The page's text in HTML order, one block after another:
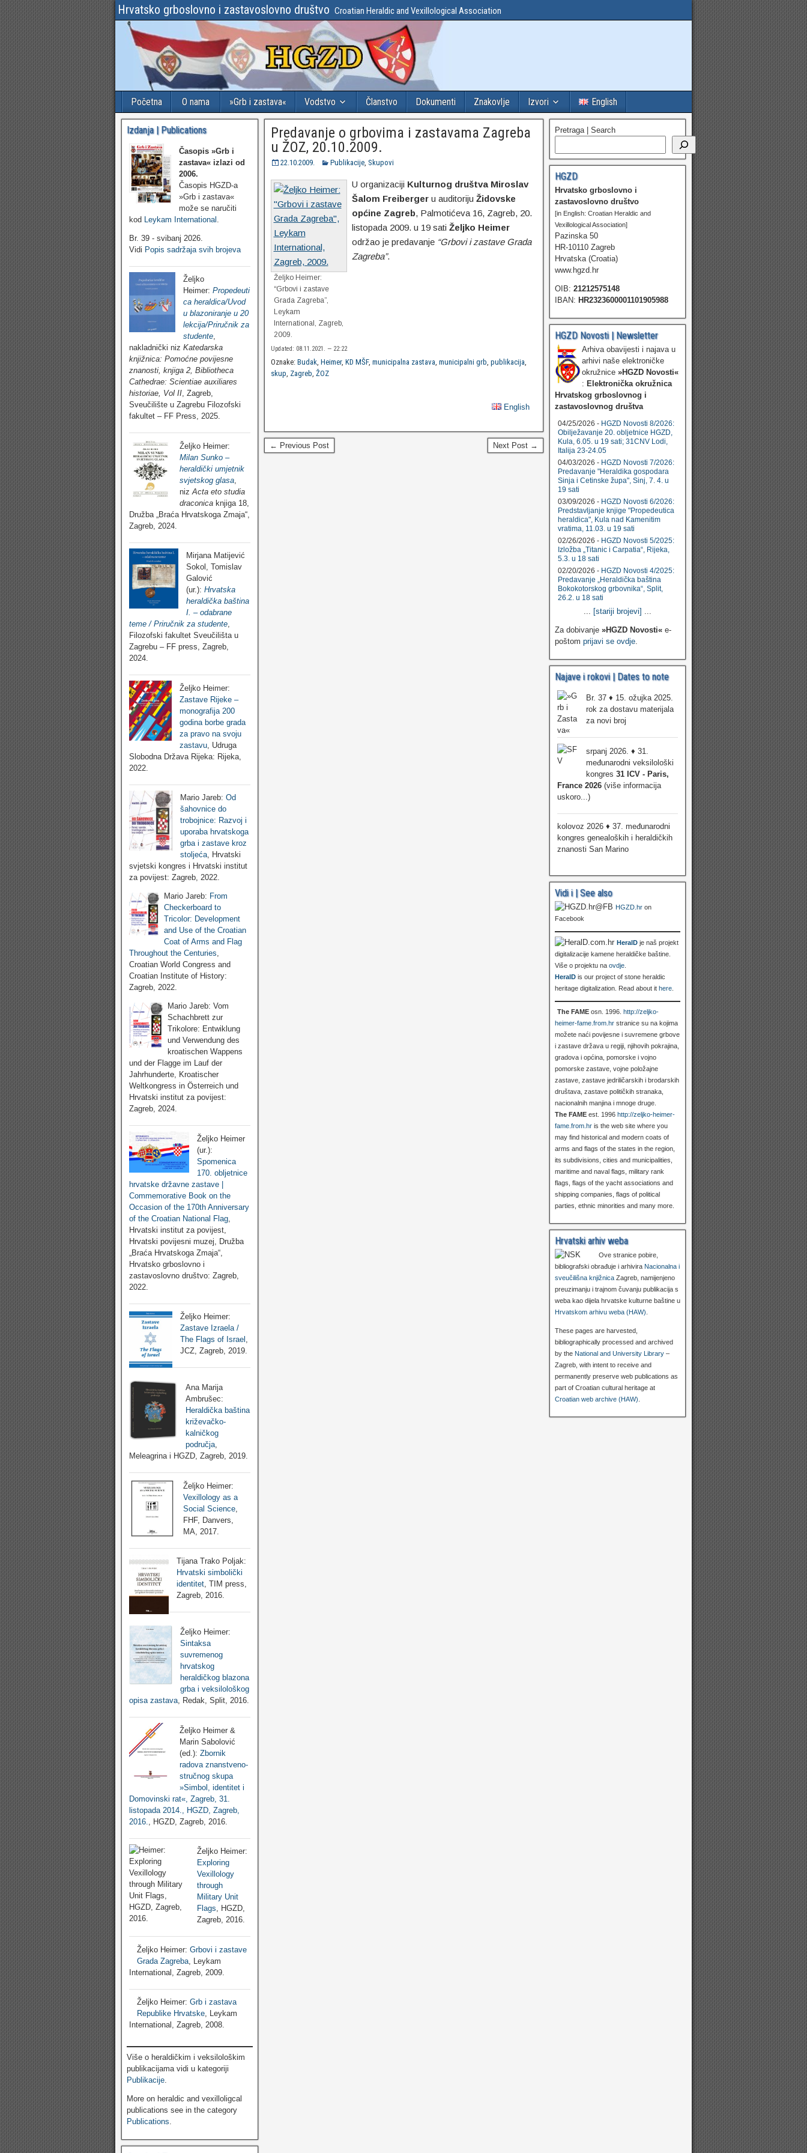
Hrvatsko grboslovno i zastavoslovno društvo Croatian Heraldic and Vexillological Association
Početna O nama »Grb i zastava« Vodstvo Članstvo Dokumenti Znakovlje Izvori English
Predavanje o grbovima i zastavama Zagreba
u ŽOZ, 20.10.2009.
22.10.2009. Publikacije, Skupovi
Željko Heimer:
“Grbovi i zastave
Grada Zagreba”,
Leykam
International, Zagreb,
2009.
U organizaciji Kulturnog društva Miroslav
Šalom Freibergeru auditoriju Židovske
općine Zagreb, Palmotićeva 16, Zagreb, 20.
listopada 2009. u 19 sati Željko Heimer
održao je predavanje “Grbovi i zastave Grada
Zagreba”.
Updated: 08.11.2021. — 22:22
Oznake: Budak, Heimer, KD MŠF, municipalna zastava, municipalni grb, publikacija,
skup, Zagreb, ŽOZ
English
← Previous Post Next Post →
Izdanja | Publications
Časopis »Grb i
zastava« izlazi od
2006.
Časopis HGZD-a
»Grb i zastava«
može se naručiti
kod Leykam International
Br. 39 - svibanj 2026.
Vidi Popis sadržaja svih brojeva
Željko
Heimer: Propedeuti
ca heraldica/Uvod
u blazoniranje u 20
lekcija/Priručnik za
studente,
nakladnički niz Katedarska
knjižnica: Pomoćne povijesne
znanosti, knjiga 2, Bibliotheca
Cathedrae: Scientiae auxiliares
historiae, Vol II, Zagreb,
Sveučilište u Zagrebu Filozofski
fakultet – FF Press, 2025.
Željko Heimer:
Milan Sunko –
heraldički umjetnik
svjetskog glasa
niz Acta eto studia
draconica knjiga 18,
Družba „Braća Hrvatskoga Zmaja“,
Zagreb, 2024.
Mirjana Matijević
Sokol, Tomislav
Galović
(ur.): Hrvatska
heraldička baština
I. – odabrane
teme / Priručnik za studente,
Filozofski fakultet Sveučilišta u
Zagrebu – FF press, Zagreb,
2024.
Željko Heimer:
Zastave Rijeke –
monografija 200
godina borbe grada
za pravo na svoju
zastavu, Udruga
Slobodna Država Rijeka: Rijeka,
2022.
Mario Jareb: Od
šahovnice do
trobojnice: Razvoj i
uporaba hrvatskoga
grba i zastave kroz
stoljeća, Hrvatski
svjetski kongres i Hrvatski institut
za povijest: Zagreb, 2022.
Mario Jareb: From
Checkerboard to
Tricolor: Development
and Use of the Croatian
Coat of Arms and Flag
Throughout the Centuries,
Croatian World Congress and
Croatian Institute of History:
Zagreb, 2022.
Mario Jareb: Vom
Schachbrett zur
Trikolore: Entwiklung
und Verwendung des
kroatischen Wappens
und der Flagge im Lauf der
Jahrhunderte, Kroatischer
Weltkongress in Österreich und
Hrvatski institut za povijest:
Zagreb, 2024.
Željko Heimer
(ur.):
Spomenica
170. obljetnice
hrvatske državne zastave |
Commemorative Book on the
Occasion of the 170th Anniversary
of the Croatian National Flag
Hrvatski institut za povijest,
Hrvatski povijesni muzej, Družba
„Braća Hrvatskoga Zmaja“,
Hrvatsko grboslovno i
zastavoslovno društvo: Zagreb,
2022.
Željko Heimer:
Zastave Izraela /
The Flags of Israel ,
JCZ, Zagreb, 2019.
Ana Marija
Ambrušec:
Heraldička baština
križevačko-
kalničkog
područja,
Meleagrina i HGZD, Zagreb, 2019.
Željko Heimer:
Vexillology as a
Social Science
FHF, Danvers,
MA, 2017.
Tijana Trako Poljak:
Hrvatski simbolički
identitet, TIM press,
Zagreb, 2016.
Željko Heimer:
Sintaksa
suvremenog
hrvatskog
heraldičkog blazona
grba i veksilološkog
opisa zastava, Redak, Split, 2016.
Željko Heimer &
Marin Sabolović
(ed.): Zbornik
radova znanstveno-
stručnog skupa
»Simbol, identitet i
Domovinski rat«, Zagreb, 31.
listopada 2014., HGZD, Zagreb,
2016.
, HGZD, Zagreb, 2016.
Željko Heimer:
Exploring
Vexillology
through
Military Unit
Flags, HGZD,
Zagreb, 2016.
Željko Heimer: Grbovi i zastave
Grada Zagreba , Leykam
International, Zagreb, 2009.
Željko Heimer: Grb i zastava
Republike Hrvatske, Leykam
International, Zagreb, 2008.
Više o heraldičkim i veksilološkim
publikacijama vidi u kategoriji
Publikacije
More on heraldic and vexilloligcal
publications see in the category
Publications
Pretraga | Search
HGZD
Hrvatsko grboslovno i
zastavoslovno društvo
[in English: Croatian Heraldic and
Vexillological Association]
Pazinska 50
HR-10110 Zagreb
Hrvatska (Croatia)
www.hgzd.hr
OIB: 21212575148
IBAN: HR2323600001101905988
HGZD Novosti | Newsletter
Arhiva obavijesti i najava u
arhivi naše elektroničke
okružnice »HGZD Novosti«
: Elektronička okružnica
Hrvatskog grboslovnog i
zastavoslovnog društva
04/25/2026 - HGZD Novosti 8/2026:
Obilježavanje 20. obljetnice HGZD,
Kula, 6.05. u 19 sati; 31CNV Lodi,
Italija 23-24.05
04/03/2026 - HGZD Novosti 7/2026:
Predavanje "Heraldika gospodara
Sinja i Cetinske župa", Sinj, 7. 4. u
19 sati
03/09/2026 - HGZD Novosti 6/2026:
Predstavljanje knjige "Propedeutica
heraldica", Kula nad Kamenitim
vratima, 11.03. u 19 sati
02/26/2026 - HGZD Novosti 5/2025:
Izložba „Titanic i Carpatia“, Rijeka,
5.3. u 18 sati
02/20/2026 - HGZD Novosti 4/2025:
Predavanje „Heraldička baština
Bokokotorskog grbovnika“, Split,
26.2. u 18 sati
... [stariji brojevi] ...
Za dobivanje »HGZD Novosti«e-
poštom prijavi se ovdje.
Najave i rokovi | Dates to note
Br. 37 ♦ 15. ožujka 2025.
rok za dostavu materijala
za novi broj
srpanj 2026. ♦ 31.
međunarodni veksilološki
kongres 31 ICV - Paris,
France 2026(više informacija
uskoro...)
kolovoz 2026 ♦ 37. međunarodni
kongres genealoških i heraldičkih
znanosti San Marino
Vidi i | See also
HGZD.hron
Facebook
HeralDje naš projekt
digitalizacije kamene heraldičke baštine.
Više o projektu na ovdje.
HeralDis our project of stone heraldic
heritage digitalization. Read about it here.
The FAMEosn. 1996. http://zeljko-
heimer-fame.from.hrstranice su na kojima
možete naći povijesne i suvremene grbove
i zastave država u regiji, njihovih pokrajina,
gradova i općina, pomorske i vojno
pomorske zastave, vojne položajne
zastave, zastave jedriličarskih i brodarskih
društava, zastave političkih stranaka,
nacionalnih manjina i mnoge druge.
The FAMEest. 1996 http://zeljko-heimer-
fame.from.hris the web site where you
may find historical and modern coats of
arms and flags of the states in the region,
its subdivisions, cities and municipalities,
maritime and naval flags, military rank
flags, flags of the yacht associations and
shipping companies, flags of political
parties, ethnic minorities and many more.
Hrvatski arhiv weba
Ove stranice pobire,
bibliografski obrađuje i arhivira Nacionalna i
sveučilišna knjižnicaZagreb, namijenjeno
preuzimanju i trajnom čuvanju publikacija s
weba kao dijela hrvatske kulturne baštine u
Hrvatskom arhivu weba (HAW)
These pages are harvested,
bibliographically processed and archived
by the National and University Library–
Zagreb, with intent to receive and
permanently preserve web publications as
part of Croatian cultural heritage at
Croatian web archive (HAW)